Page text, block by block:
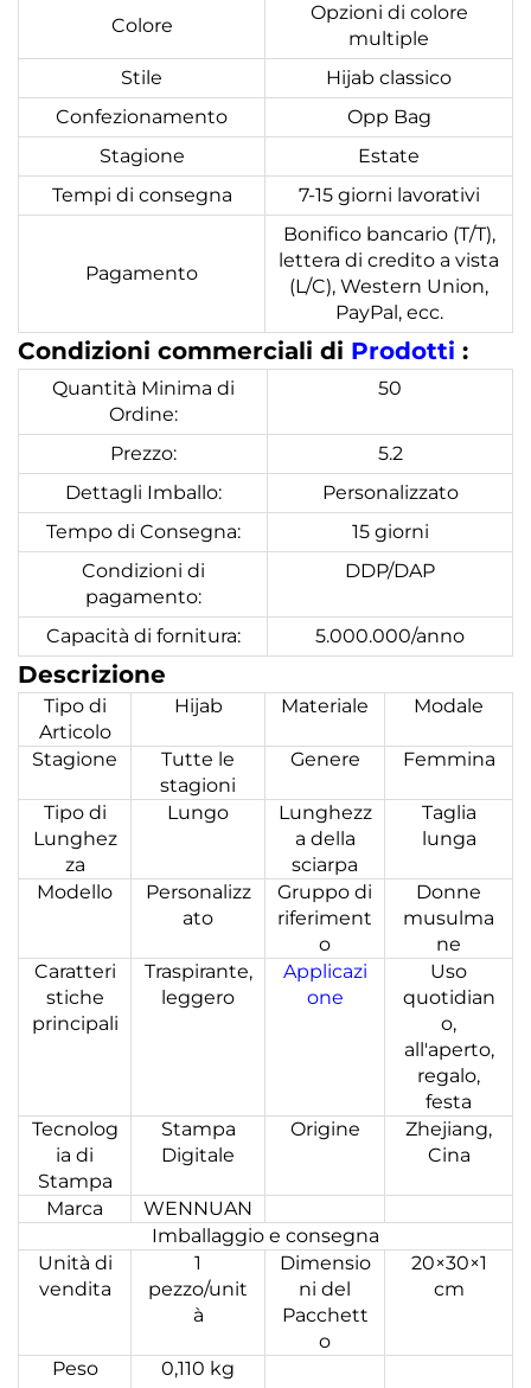
Colore
Opzioni di colore
multiple
Stile
Hijab classico
Confezionamento
Opp Bag
Stagione
Estate
Tempi di consegna
7-15 giorni lavorativi
Pagamento
Bonifico bancario (T/T),
lettera di credito a vista
(L/C), Western Union,
PayPal, ecc.
Condizioni commerciali di Prodotti :
Quantità Minima di
Ordine:
50
Prezzo:
5.2
Dettagli Imballo:
Personalizzato
Tempo di Consegna:
15 giorni
Condizioni di
pagamento:
DDP/DAP
Capacità di fornitura: 5.000.000/anno
Descrizione
Tipo di
Articolo
Hijab Materiale Modale
Stagione
Tutte le
stagioni
Genere Femmina
Tipo di
Lunghez
za
Lungo
Lunghezz
a della
sciarpa
Taglia
lunga
Modello
Personalizz
ato
Gruppo di
riferiment
o
Donne
musulma
ne
Caratteri
stiche
principali
Traspirante,
leggero
Applicazi
one
Uso
quotidian
o,
all'aperto,
regalo,
festa
Tecnolog
ia di
Stampa
Stampa
Digitale
Origine
Zhejiang,
Cina
Marca
WENNUAN
Imballaggio e consegna
Unità di
vendita
1
pezzo/unit
à
Dimensio
ni del
Pacchett
o
20×30×1
cm
Peso
0,110 kg